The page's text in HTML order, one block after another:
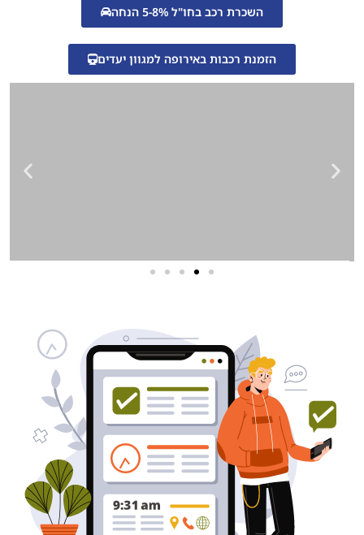
השכרת רכב בחו"ל 5-8% הנחה
הזמנת רכבות באירופה למגוון יעדים
בעל/ת עסק? סוכנות ניהול מוניטין
לקידום, שיווק ופרסום באינטרנט
כאן עבורך!
לפרטים